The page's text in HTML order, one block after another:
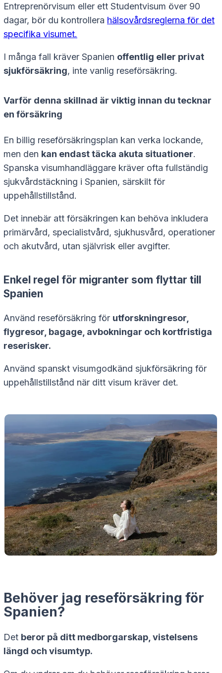
Entreprenörvisum eller ett Studentvisum över 90
dagar, bör du kontrollera hälsovårdsreglerna för det
specifika visumet.
I många fall kräver Spanien offentlig eller privat
sjukförsäkring, inte vanlig reseförsäkring.
Varför denna skillnad är viktig innan du tecknar
en försäkring
En billig reseförsäkringsplan kan verka lockande,
men den kan endast täcka akuta situationer.
Spanska visumhandläggare kräver ofta fullständig
sjukvårdstäckning i Spanien, särskilt för
uppehållstillstånd.
Det innebär att försäkringen kan behöva inkludera
primärvård, specialistvård, sjukhusvård, operationer
och akutvård, utan självrisk eller avgifter.
Enkel regel för migranter som flyttar till
Spanien
Använd reseförsäkring för utforskningresor,
flygresor, bagage, avbokningar och kortfristiga
reserisker.
Använd spanskt visumgodkänd sjukförsäkring för
uppehållstillstånd när ditt visum kräver det.
Behöver jag reseförsäkring för
Spanien?
Det beror på ditt medborgarskap, vistelsens
längd och visumtyp.